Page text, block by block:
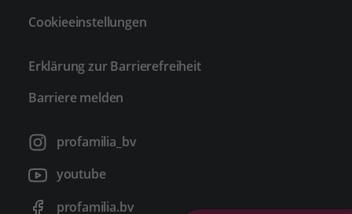
Cookieeinstellungen
Erklärung zur Barrierefreiheit
Barriere melden
profamilia_bv
youtube
profamilia.bv